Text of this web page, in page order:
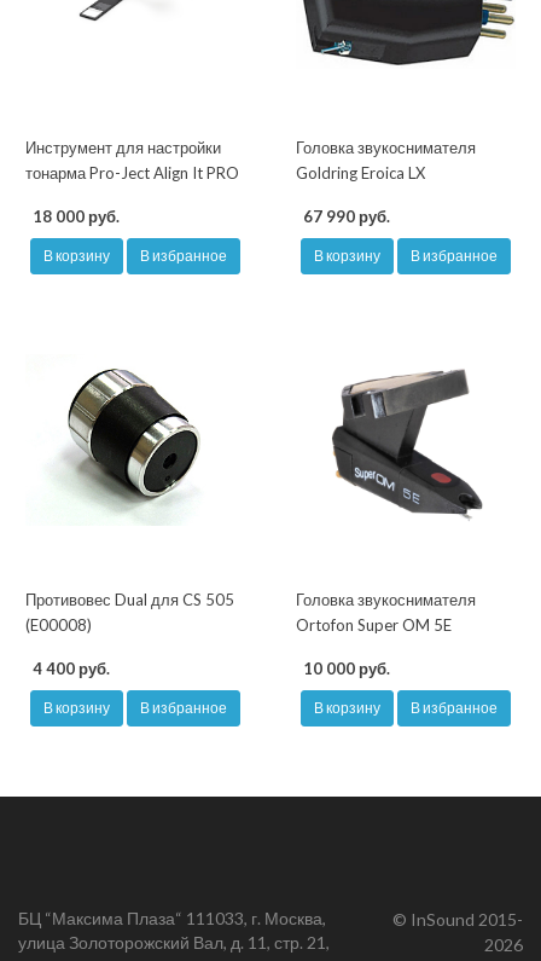
Инструмент для настройки
тонарма Pro-Ject Align It PRO
18 000 руб.
В корзину В избранное
Головка звукоснимателя
Goldring Eroica LX
67 990 руб.
В корзину В избранное
Противовес Dual для CS 505
(E00008)
4 400 руб.
В корзину В избранное
Головка звукоснимателя
Ortofon Super OM 5E
10 000 руб.
В корзину В избранное
БЦ “Максима Плаза“ 111033, г. Москва,
улица Золоторожский Вал, д. 11, стр. 21,
© InSound 2015-
2026